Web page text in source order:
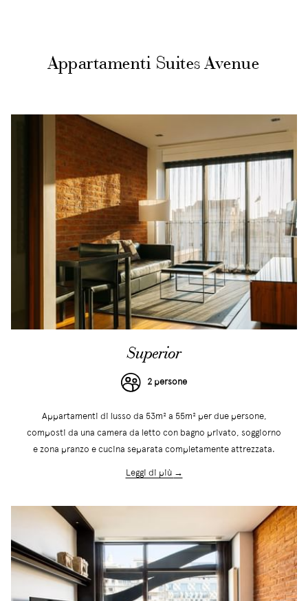
Appartamenti Suites Avenue
Superior
2 persone
Appartamenti di lusso da 53m² a 55m² per due persone,
composti da una camera da letto con bagno privato, soggiorno
e zona pranzo e cucina separata completamente attrezzata.
Leggi di più